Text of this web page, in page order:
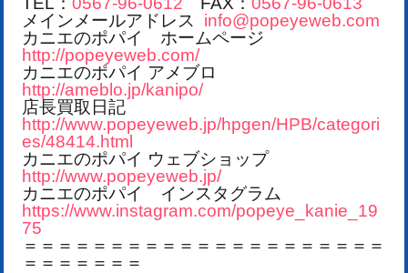
メインメールアドレス
info@popeyeweb.com
カニエのポパイ ホームページ
http://popeyeweb.com/
カニエのポパイ アメブロ
http://ameblo.jp/kanipo/
店長買取日記
http://www.popeyeweb.jp/hpgen/HPB/categori
es/48414.html
カニエのポパイ ウェブショップ
http://www.popeyeweb.jp/
カニエのポパイ インスタグラム
https://www.instagram.com/popeye_kanie_19
75
＝＝＝＝＝＝＝＝＝＝＝＝＝＝＝＝＝＝＝＝＝
＝＝＝＝＝＝＝